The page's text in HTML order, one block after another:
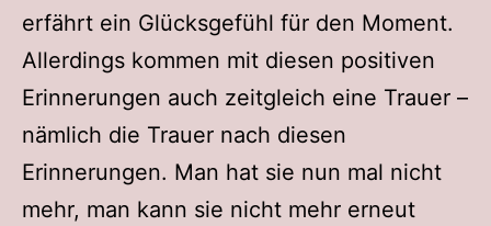
erfährt ein Glücksgefühl für den Moment.
Allerdings kommen mit diesen positiven
Erinnerungen auch zeitgleich eine Trauer –
nämlich die Trauer nach diesen
Erinnerungen. Man hat sie nun mal nicht
mehr, man kann sie nicht mehr erneut